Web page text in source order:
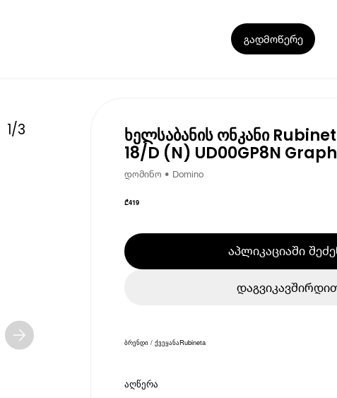
გადმოწერე
1/3 ხელსაბანის ონკანი
18/D (N) UD00GP8N
დომინო • Domino
₾419
აპლიკაციაში
ბრენდი / ქვეყანაRubineta
აღწერა